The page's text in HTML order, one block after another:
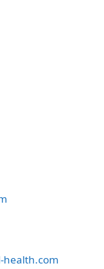
health.com